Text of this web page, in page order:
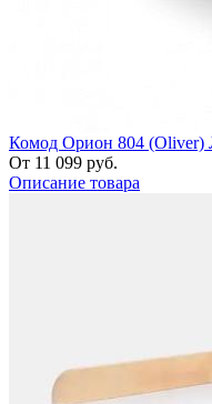
Комод Орион 804
От 11 099 руб.
Описание товара